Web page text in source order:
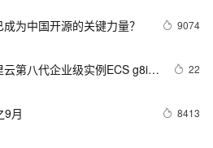
为中国开源的关键力量？ 9074
第八代企业级实例ECS g8i正
22
9月 8413